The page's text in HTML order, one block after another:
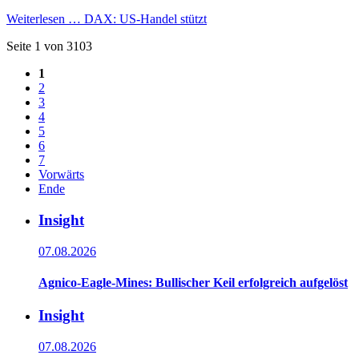
Weiterlesen … DAX: US-Handel stützt
Seite 1 von 3103
1
2
3
4
5
6
7
Vorwärts
Ende
Insight
07.08.2026
Agnico-Eagle-Mines: Bullischer Keil erfolgreich aufgelöst
Insight
07.08.2026